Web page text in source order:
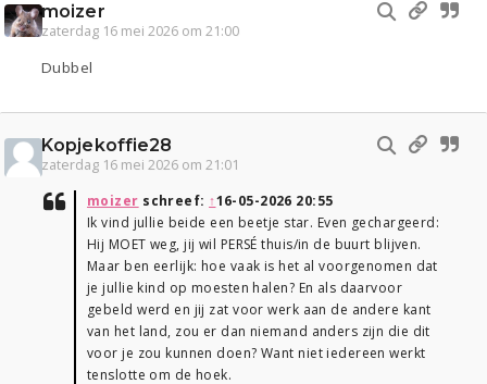
moizer
zaterdag 16 mei 2026 om 21:00
Dubbel
Kopjekoffie28
zaterdag 16 mei 2026 om 21:01
moizer schreef: ↑16-05-2026 20:55
Ik vind jullie beide een beetje star. Even gechargeerd:
Hij MOET weg, jij wil PERSÉ thuis/in de buurt blijven.
Maar ben eerlijk: hoe vaak is het al voorgenomen dat
je jullie kind op moesten halen? En als daarvoor
gebeld werd en jij zat voor werk aan de andere kant
van het land, zou er dan niemand anders zijn die dit
voor je zou kunnen doen? Want niet iedereen werkt
tenslotte om de hoek.